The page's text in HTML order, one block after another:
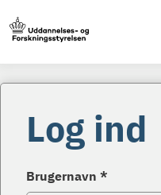
Log ind
Brugernavn *